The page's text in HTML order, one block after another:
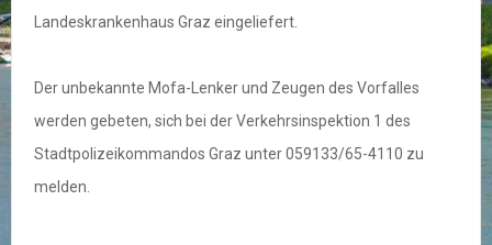
Landeskrankenhaus Graz eingeliefert.
Der unbekannte Mofa-Lenker und Zeugen des Vorfalles
werden gebeten, sich bei der Verkehrsinspektion 1 des
Stadtpolizeikommandos Graz unter 059133/65-4110 zu
melden.